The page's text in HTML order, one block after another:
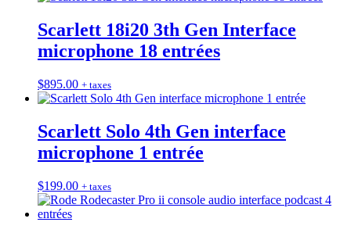
Scarlett 18i20 3th Gen Interface
microphone 18 entrées
$895.00 + taxes
Scarlett Solo 4th Gen interface
microphone 1 entrée
$199.00 + taxes